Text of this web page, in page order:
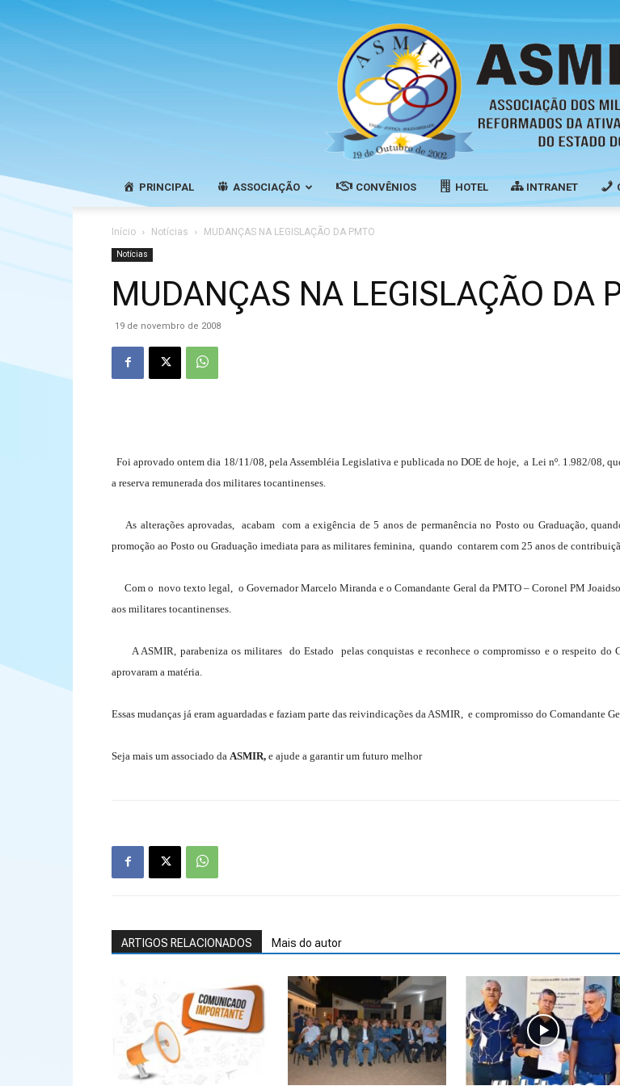
Pensionistas
do
PRINCIPAL ASSOCIAÇÃO CONVÊNIOS HOTEL INTRANET
Início Notícias MUDANÇAS NA LEGISLAÇÃO DA PMTO
Notícias
MUDANÇAS NA LEGISLAÇÃO DA
19 de novembro de 2008
Foi aprovado ontem dia 18/11/08, pela Assembléia Legislativa e publicada no DOE de hoje, a Lei nº. 1.982/08,
a reserva remunerada dos militares tocantinenses.
As alterações aprovadas, acabam com a exigência de 5 anos de permanência no Posto ou Graduação,
promoção ao Posto ou Graduação imediata para as militares feminina, quando contarem com 25 anos de
Com o novo texto legal, o Governador Marcelo Miranda e o Comandante Geral da PMTO – Coronel PM
aos militares tocantinenses.
A ASMIR, parabeniza os militares do Estado pelas conquistas e reconhece o compromisso e o respeito do
aprovaram a matéria.
Essas mudanças já eram aguardadas e faziam parte das reivindicações da ASMIR, e compromisso do Comandante
Seja mais um associado da ASMIR, e ajude a garantir um futuro melhor
ARTIGOS RELACIONADOS Mais do autor